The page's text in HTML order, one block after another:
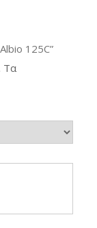
125C”
Τα